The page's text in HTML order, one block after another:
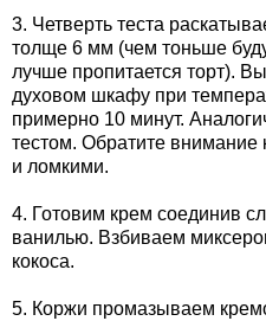
3. Четверть теста
толще 6 мм (чем тоньше
лучше пропитается торт).
духовом шкафу при
примерно 10 минут.
тестом. Обратите внимание
и ломкими.
4. Готовим крем соединив
ванилью. Взбиваем
кокоса.
5. Коржи промазываем